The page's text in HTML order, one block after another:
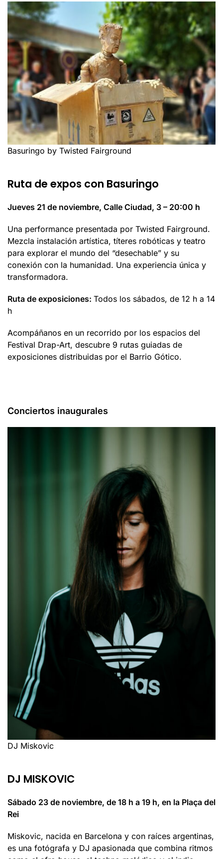
Basuringo by Twisted Fairground
Ruta de expos con Basuringo
Jueves 21 de noviembre, Calle Ciudad, 3 – 20:00 h
Una performance presentada por Twisted Fairground.
Mezcla instalación artística, títeres robóticas y teatro
para explorar el mundo del “desechable” y su
conexión con la humanidad. Una experiencia única y
transformadora.
Ruta de exposiciones: Todos los sábados, de 12 h a 14
h
Acompáñanos en un recorrido por los espacios del
Festival Drap-Art, descubre 9 rutas guiadas de
exposiciones distribuidas por el Barrio Gótico.
Conciertos inaugurales
DJ Miskovic
DJ MISKOVIC
Sábado 23 de noviembre, de 18 h a 19 h, en la Plaça del
Rei
Miskovic, nacida en Barcelona y con raíces argentinas,
es una fotógrafa y DJ apasionada que combina ritmos